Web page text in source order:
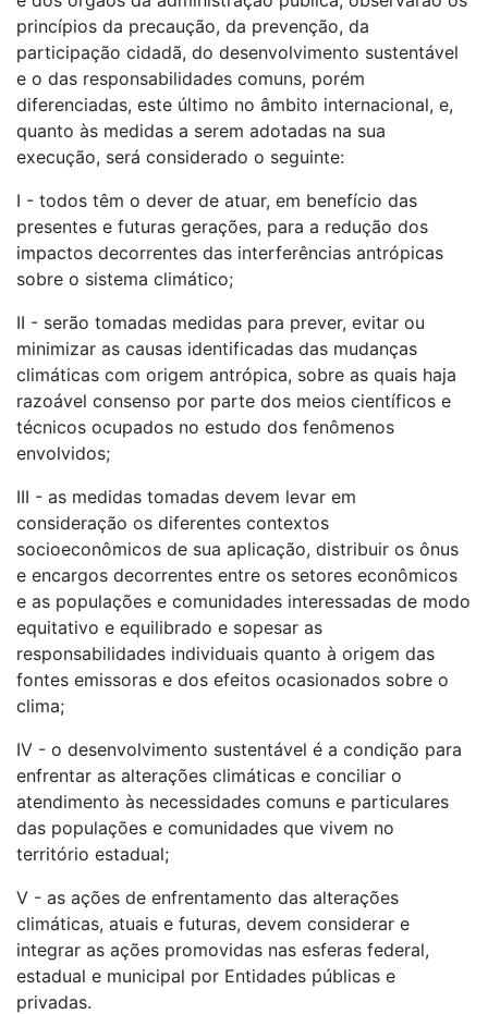
princípios da precaução, da prevenção, da
participação cidadã, do desenvolvimento sustentável
e o das responsabilidades comuns, porém
diferenciadas, este último no âmbito internacional, e,
quanto às medidas a serem adotadas na sua
execução, será considerado o seguinte:
I - todos têm o dever de atuar, em benefício das
presentes e futuras gerações, para a redução dos
impactos decorrentes das interferências antrópicas
sobre o sistema climático;
II - serão tomadas medidas para prever, evitar ou
minimizar as causas identificadas das mudanças
climáticas com origem antrópica, sobre as quais haja
razoável consenso por parte dos meios científicos e
técnicos ocupados no estudo dos fenômenos
envolvidos;
III - as medidas tomadas devem levar em
consideração os diferentes contextos
socioeconômicos de sua aplicação, distribuir os ônus
e encargos decorrentes entre os setores econômicos
e as populações e comunidades interessadas de modo
equitativo e equilibrado e sopesar as
responsabilidades individuais quanto à origem das
fontes emissoras e dos efeitos ocasionados sobre o
clima;
IV - o desenvolvimento sustentável é a condição para
enfrentar as alterações climáticas e conciliar o
atendimento às necessidades comuns e particulares
das populações e comunidades que vivem no
território estadual;
V - as ações de enfrentamento das alterações
climáticas, atuais e futuras, devem considerar e
integrar as ações promovidas nas esferas federal,
estadual e municipal por Entidades públicas e
privadas.